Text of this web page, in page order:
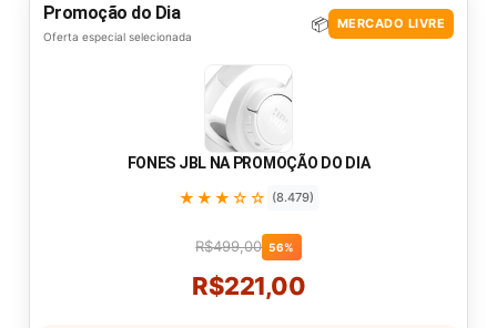
Promoção do Dia
Oferta especial selecionada
📦 MERCADO LIVRE
FONES JBL NA PROMOÇÃO DO DIA
★★★☆☆ (8.479)
R$499,00 56%
R$221,00